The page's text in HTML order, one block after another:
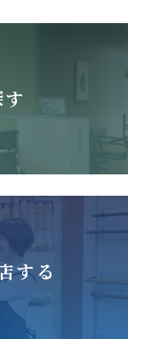
する